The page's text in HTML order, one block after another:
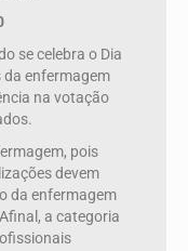
se celebra o Dia
da enfermagem
na votação
pois
devem
da enfermagem
a categoria